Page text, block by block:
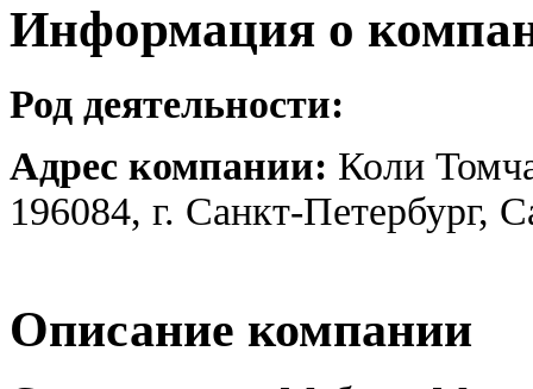
Информация о
Род деятельности:
Адрес компании: Коли
196084, г. Санкт-Петербург,
Описание компании